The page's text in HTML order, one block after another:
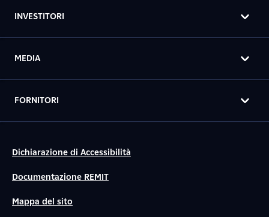
INVESTITORI
MEDIA
FORNITORI
Dichiarazione di Accessibilità
Documentazione REMIT
Mappa del sito